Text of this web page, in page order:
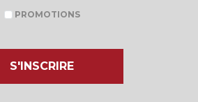
PROMOTIONS
S'INSCRIRE